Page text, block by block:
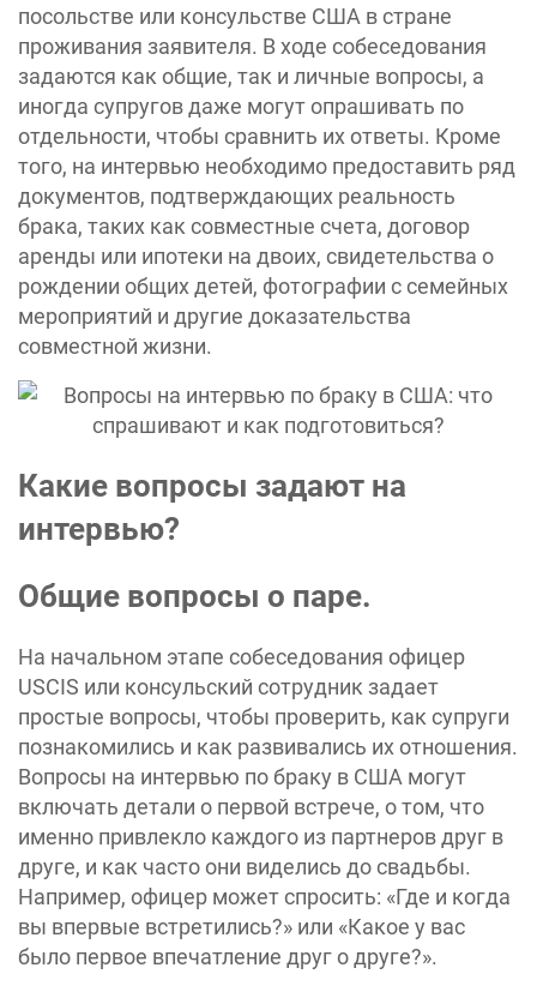
посольстве или консульстве США в стране
проживания заявителя. В ходе собеседования
задаются как общие, так и личные вопросы, а
иногда супругов даже могут опрашивать по
отдельности, чтобы сравнить их ответы. Кроме
того, на интервью необходимо предоставить ряд
документов, подтверждающих реальность
брака, таких как совместные счета, договор
аренды или ипотеки на двоих, свидетельства о
рождении общих детей, фотографии с семейных
мероприятий и другие доказательства
совместной жизни.
Какие вопросы задают на
интервью?
Общие вопросы о паре.
На начальном этапе собеседования офицер
USCIS или консульский сотрудник задает
простые вопросы, чтобы проверить, как супруги
познакомились и как развивались их отношения.
Вопросы на интервью по браку в США могут
включать детали о первой встрече, о том, что
именно привлекло каждого из партнеров друг в
друге, и как часто они виделись до свадьбы.
Например, офицер может спросить: «Где и когда
вы впервые встретились?» или «Какое у вас
было первое впечатление друг о друге?».